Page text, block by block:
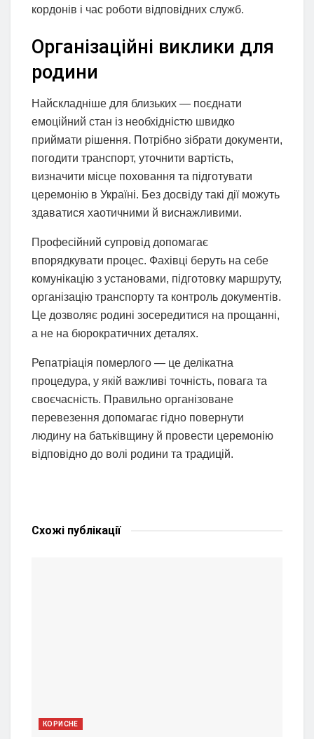
кордонів і час роботи відповідних служб.
Організаційні виклики для
родини
Найскладніше для близьких — поєднати
емоційний стан із необхідністю швидко
приймати рішення. Потрібно зібрати документи,
погодити транспорт, уточнити вартість,
визначити місце поховання та підготувати
церемонію в Україні. Без досвіду такі дії можуть
здаватися хаотичними й виснажливими.
Професійний супровід допомагає
впорядкувати процес. Фахівці беруть на себе
комунікацію з установами, підготовку маршруту,
організацію транспорту та контроль документів.
Це дозволяє родині зосередитися на прощанні,
а не на бюрократичних деталях.
Репатріація померлого — це делікатна
процедура, у якій важливі точність, повага та
своєчасність. Правильно організоване
перевезення допомагає гідно повернути
людину на батьківщину й провести церемонію
відповідно до волі родини та традицій.
Схожі публікації
КОРИСНЕ